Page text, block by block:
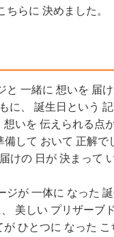
らに 決めました。
一緒に 想いを 届
に、 誕生日という
いを 伝えられる点
して おいて 正解で
けの 日が 決まって
が 一体に なった
美しい プリザーブ
ひとつに なった